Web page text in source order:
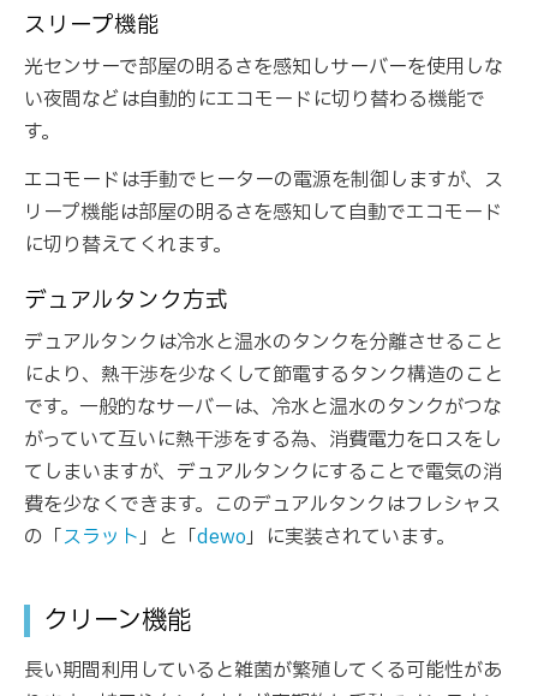
スリープ機能
光センサーで部屋の明るさを感知しサーバーを使用しな
い夜間などは自動的にエコモードに切り替わる機能で
す。
エコモードは手動でヒーターの電源を制御しますが、ス
リープ機能は部屋の明るさを感知して自動でエコモード
に切り替えてくれます。
デュアルタンク方式
デュアルタンクは冷水と温水のタンクを分離させること
により、熱干渉を少なくして節電するタンク構造のこと
です。一般的なサーバーは、冷水と温水のタンクがつな
がっていて互いに熱干渉をする為、消費電力をロスをし
てしまいますが、デュアルタンクにすることで電気の消
費を少なくできます。このデュアルタンクはフレシャス
の「スラット」と「dewo」に実装されています。
クリーン機能
長い期間利用していると雑菌が繁殖してくる可能性があ